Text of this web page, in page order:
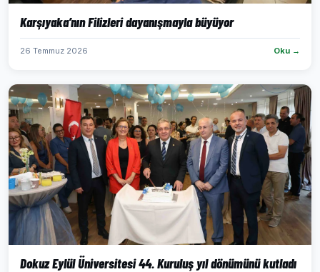
Karşıyaka’nın Filizleri dayanışmayla büyüyor
26 Temmuz 2026 Oku →
Dokuz Eylül Üniversitesi 44. Kuruluş yıl dönümünü kutladı